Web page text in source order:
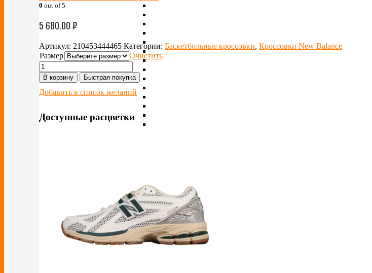
0 out of 5
5 680.00₽
Артикул: 210453444465 Категории: Баскетбольные кроссовки, Кроссовки New Balance
Размер
Очистить
В корзину Быстрая покупка
Добавить в список желаний
Доступные расцветки